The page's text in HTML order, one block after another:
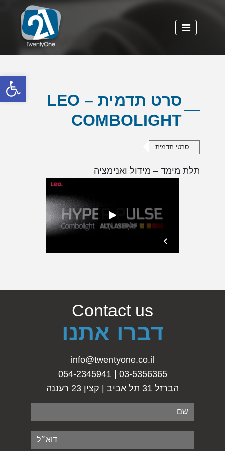
סרט תדמית – LEO
COMBOLIGHT
סרטי תדמית
תלת מימד – מידול ואנימציה
Contact us
דברו אתנו
info@twentyone.co.il
03-5356365 | 054-2345941
הברזל 31 תל אביב | קצין 23 רעננה